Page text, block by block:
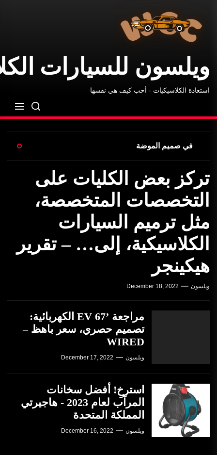
content
ويلسون للسيارات
استعادة الكلاسيكيات - أحب كيف هي نفسها
في صميم الموضة
تركز بعض الكليات على
التخصصات المتخصصة،
مثل ترميم السيارات
الكلاسيكية، إلى… – تقرير
هيكينجر
ويلسون December 18, 2022
مراجعة ’67 EV الكهربائية:
تصميم حصري، سعر باهظ –
WIRED
ويلسون December 17, 2022
استرخِ! أفضل سخانات
المرآب لعام 2023 - هاجيرتي
المملكة المتحدة
ويلسون December 16, 2022